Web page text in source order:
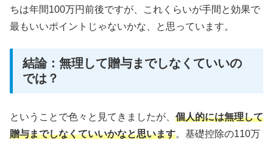
ちは年間100万円前後ですが、これくらいが手間と効果で
最もいいポイントじゃないかな、と思っています。
結論：無理して贈与までしなくていいの
では？
ということで色々と見てきましたが、 個人的には無理して
贈与までしなくていいかなと思います。基礎控除の110万